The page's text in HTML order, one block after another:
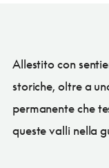
Allestito con
storiche, oltre a
permanente che
queste valli nella